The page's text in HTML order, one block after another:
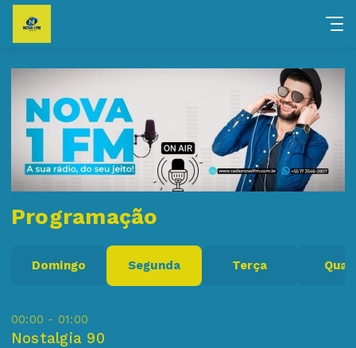
Programação
Domingo Segunda Terça
00:00 - 01:00
Nostalgia 90